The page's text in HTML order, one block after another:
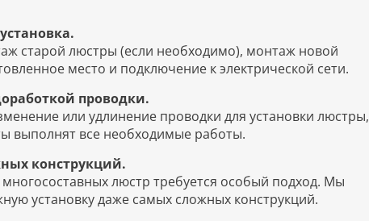
старой люстры (если необходимо), монтаж новой
место и подключение к электрической сети.
проводки.
или удлинение проводки для установки люстры,
выполнят все необходимые работы.
конструкций.
люстр требуется особый подход. Мы
установку даже самых сложных конструкций.